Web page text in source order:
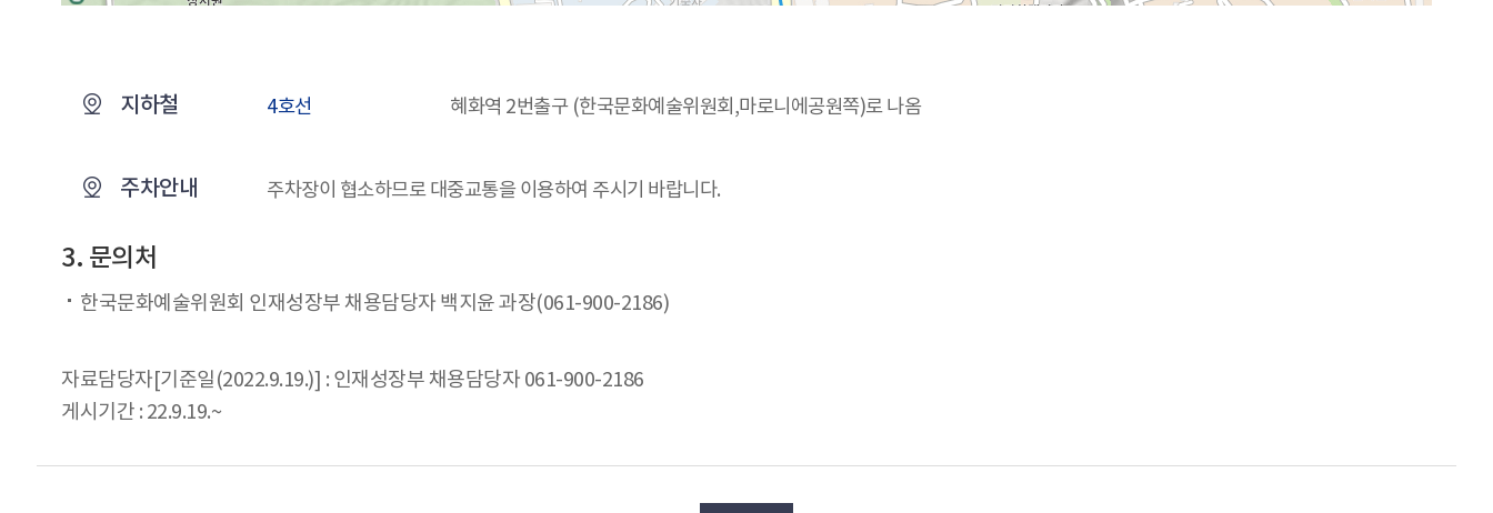
지하철 4호선 혜화역 2번출구 (한국문화예술위원회,마로니에공원쪽)로 나옴
주차안내 주차장이 협소하므로 대중교통을 이용하여 주시기 바랍니다.
3. 문의처
한국문화예술위원회 인재성장부 채용담당자 백지윤 과장(061-900-2186)
자료담당자[기준일(2022.9.19.)] : 인재성장부 채용담당자 061-900-2186
게시기간 : 22.9.19.~